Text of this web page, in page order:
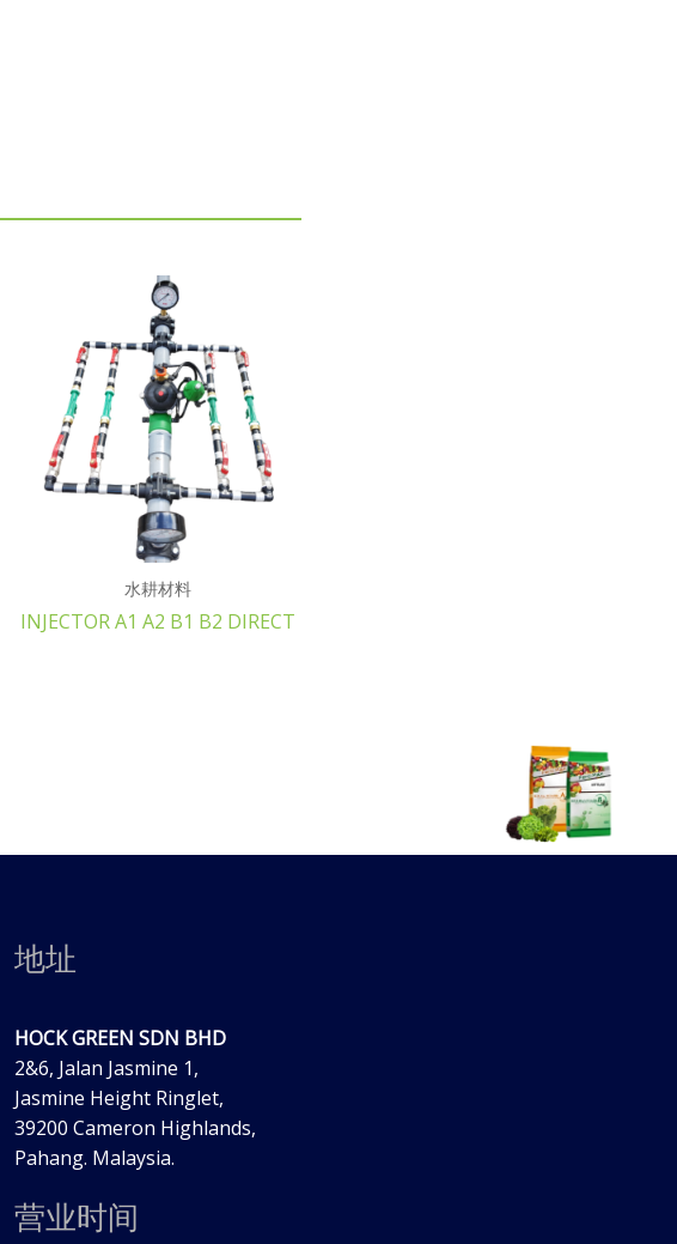
水耕材料
INJECTOR A1 A2 B1 B2 DIRECT
地址
HOCK GREEN SDN BHD
2&6, Jalan Jasmine 1,
Jasmine Height Ringlet,
39200 Cameron Highlands,
Pahang. Malaysia.
营业时间